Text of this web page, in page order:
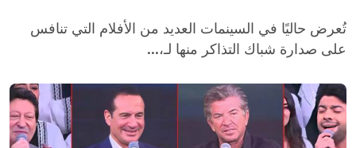
تُعرض حاليًا في السينمات العديد من الأفلام التي تنافس
على صدارة شباك التذاكر منها لـ،...